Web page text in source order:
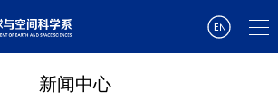
新闻中心